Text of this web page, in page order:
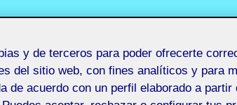
MARCA
y de terceros para poder ofrecerte
del sitio web, con fines analíticos y para
de acuerdo con un perfil elaborado a partir